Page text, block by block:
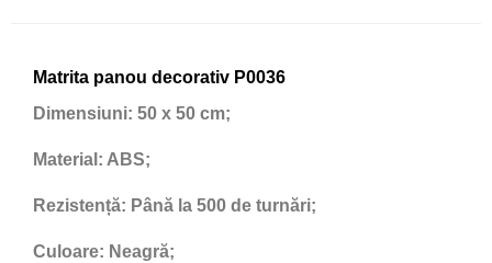
Matrita panou decorativ P0036
Dimensiuni: 50 x 50 cm;
Material: ABS;
Rezistență: Până la 500 de turnări;
Culoare: Neagră;